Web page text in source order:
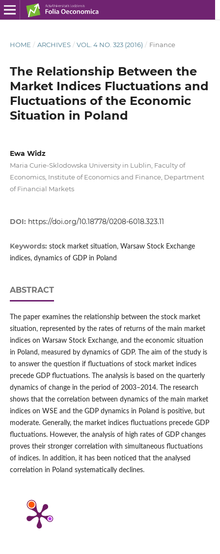
HOME / ARCHIVES / VOL. 4 NO. 323 (2016) / Finance
The Relationship Between the
Market Indices Fluctuations and
Fluctuations of the Economic
Situation in Poland
Ewa Widz
Maria Curie-Sklodowska University in Lublin, Faculty of
Economics, Institute of Economics and Finance, Department
of Financial Markets
DOI: https://doi.org/10.18778/0208-6018.323.11
Keywords: stock market situation, Warsaw Stock Exchange
indices, dynamics of GDP in Poland
ABSTRACT
The paper examines the relationship between the stock market
situation, represented by the rates of returns of the main market
indices on Warsaw Stock Exchange, and the economic situation
in Poland, measured by dynamics of GDP. The aim of the study is
to answer the question if fluctuations of stock market indices
precede GDP fluctuations. The analysis is based on the quarterly
dynamics of change in the period of 2003–2014. The research
shows that the correlation between dynamics of the main market
indices on WSE and the GDP dynamics in Poland is positive, but
moderate. Generally, the market indices fluctuations precede GDP
fluctuations. However, the analysis of high rates of GDP changes
proves their stronger correlation with simultaneous fluctuations
of indices. In addition, it has been noticed that the analysed
correlation in Poland systematically declines.